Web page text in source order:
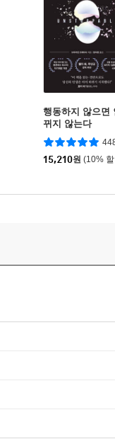
행동하지 않으면
뀌지 않는다
15,210원 (10%